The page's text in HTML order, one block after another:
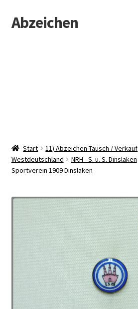
Zur
Navigation
Zum
Inhalt
Abzeichen
Start 11) Abzeichen-Tausch / Verkauf
Westdeutschland
NRH - S. u. S. Dinslaken
Sportverein 1909 Dinslaken